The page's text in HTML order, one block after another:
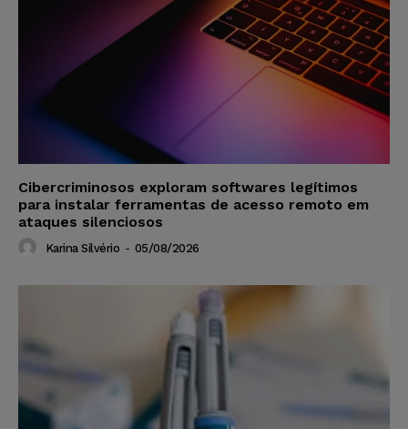
Cibercriminosos exploram softwares legítimos
para instalar ferramentas de acesso remoto em
ataques silenciosos
Karina Silvério - 05/08/2026